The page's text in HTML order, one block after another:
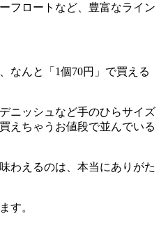
フロートなど、豊富なライン
なんと「1個70円」で買える
ニッシュなど手のひらサイズ
えちゃうお値段で並んでいる
わえるのは、本当にありがた
す。